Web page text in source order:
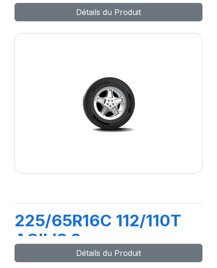
Détails du Produit
225/65R16C 112/110T
AGILIS 3
Détails du Produit